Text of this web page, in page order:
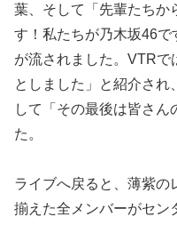
葉、そして「先輩たちか
す！私たちが乃木坂46
が流されました。VTRで
としました」と紹介され
して「その最後は皆さん
た。
ライブへ戻ると、薄紫の
揃えた全メンバーがセン